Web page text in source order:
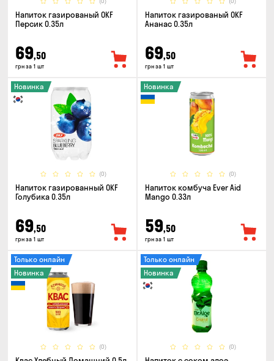
Напиток газированый OKF
Персик 0.35л
69,50
грн за 1 шт
Напиток газированый OKF
Ананас 0.35л
69,50
грн за 1 шт
(0)
Новинка
Напиток газированный OKF
Голубика 0.35л
69,50
грн за 1 шт
(0)
Новинка
Напиток комбуча Ever Aid
Mango 0.33л
59,50
грн за 1 шт
(0)
Только онлайн
Новинка
(0)
Только онлайн
Новинка